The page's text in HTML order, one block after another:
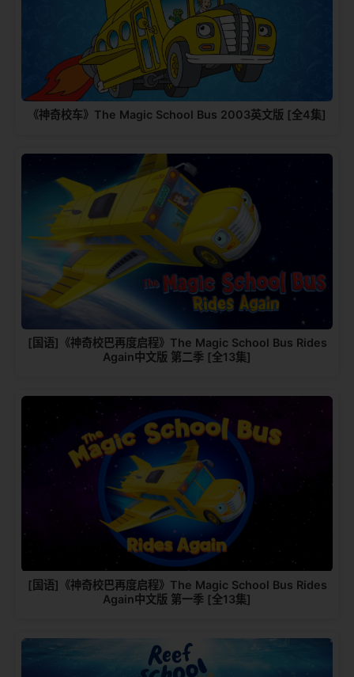
《神奇校车》The Magic School Bus 2003英文版 [全4集]
[国语]《神奇校巴再度启程》The Magic School Bus Rides
Again中文版 第二季 [全13集]
[国语]《神奇校巴再度启程》The Magic School Bus Rides
Again中文版 第一季 [全13集]